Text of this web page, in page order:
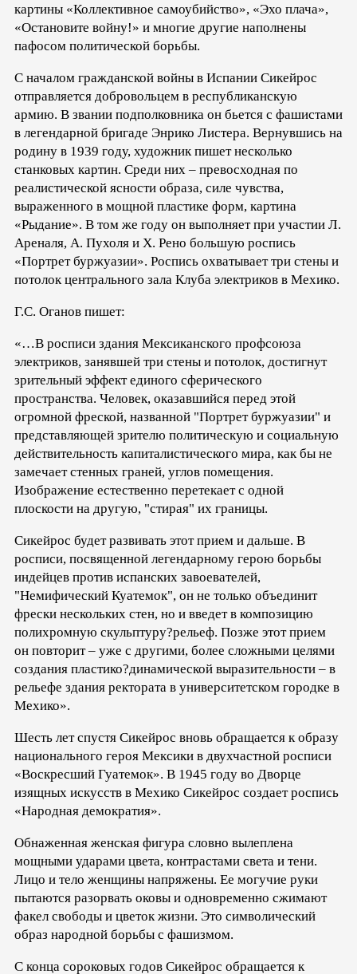
картины «Коллективное самоубийство», «Эхо плача»,
«Остановите войну!» и многие другие наполнены
пафосом политической борьбы.
С началом гражданской войны в Испании Сикейрос
отправляется добровольцем в республиканскую
армию. В звании подполковника он бьется с фашистами
в легендарной бригаде Энрико Листера. Вернувшись на
родину в 1939 году, художник пишет несколько
станковых картин. Среди них – превосходная по
реалистической ясности образа, силе чувства,
выраженного в мощной пластике форм, картина
«Рыдание». В том же году он выполняет при участии Л.
Ареналя, А. Пухоля и Х. Рено большую роспись
«Портрет буржуазии». Роспись охватывает три стены и
потолок центрального зала Клуба электриков в Мехико.
Г.С. Оганов пишет:
«…В росписи здания Мексиканского профсоюза
электриков, занявшей три стены и потолок, достигнут
зрительный эффект единого сферического
пространства. Человек, оказавшийся перед этой
огромной фреской, названной "Портрет буржуазии" и
представляющей зрителю политическую и социальную
действительность капиталистического мира, как бы не
замечает стенных граней, углов помещения.
Изображение естественно перетекает с одной
плоскости на другую, "стирая" их границы.
Сикейрос будет развивать этот прием и дальше. В
росписи, посвященной легендарному герою борьбы
индейцев против испанских завоевателей,
"Немифический Куатемок", он не только объединит
фрески нескольких стен, но и введет в композицию
полихромную скульптуру?рельеф. Позже этот прием
он повторит – уже с другими, более сложными целями
создания пластико?динамической выразительности – в
рельефе здания ректората в университетском городке в
Мехико».
Шесть лет спустя Сикейрос вновь обращается к образу
национального героя Мексики в двухчастной росписи
«Воскресший Гуатемок». В 1945 году во Дворце
изящных искусств в Мехико Сикейрос создает роспись
«Народная демократия».
Обнаженная женская фигура словно вылеплена
мощными ударами цвета, контрастами света и тени.
Лицо и тело женщины напряжены. Ее могучие руки
пытаются разорвать оковы и одновременно сжимают
факел свободы и цветок жизни. Это символический
образ народной борьбы с фашизмом.
С конца сороковых годов Сикейрос обращается к